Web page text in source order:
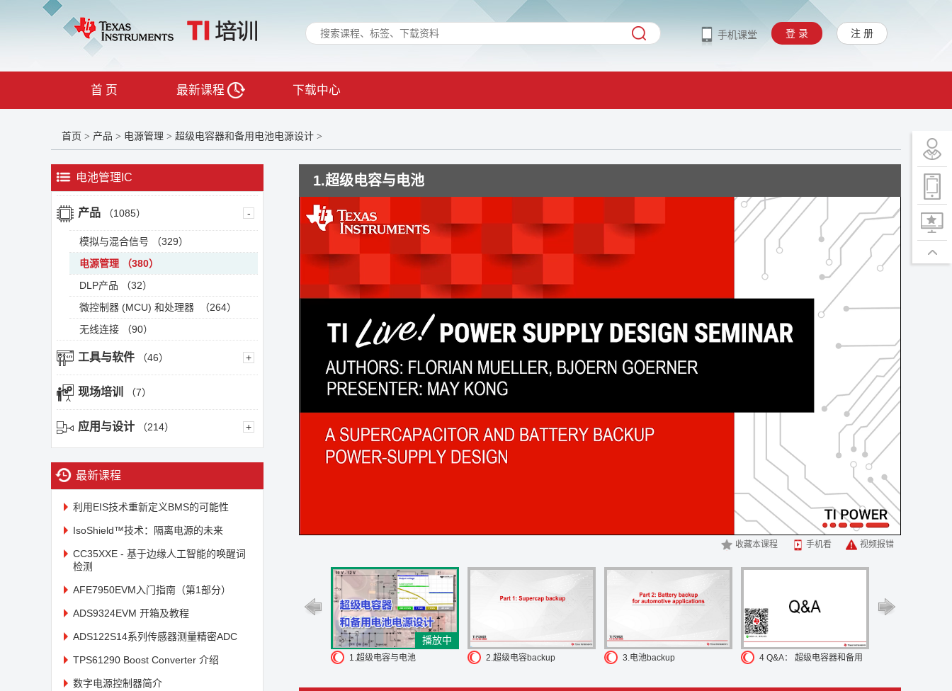
手机课堂 登 录 注 册
首 页 最新课程 下载中心
首页 > 产品 > 电源管理 > 超级电容器和备用电池电源设计 >
电池管理IC
-
产品 （1085）
模拟与混合信号
（329）
电源管理
（380）
DLP产品
（32）
微控制器 (MCU) 和处理器
（264）
无线连接
（90）
+
工具与软件 （46）
现场培训 （7）
+
应用与设计 （214）
最新课程
利用EIS技术重新定义BMS的可能性
IsoShield™技术：隔离电源的未来
CC35XXE - 基于边缘人工智能的唤醒词
检测
AFE7950EVM入门指南（第1部分）
ADS9324EVM 开箱及教程
ADS122S14系列传感器测量精密ADC
TPS61290 Boost Converter 介绍
数字电源控制器简介
1.超级电容与电池
视频报错
手机看
收藏本课程
1.超级电容与电池
播放中
2.超级电容backup 3.电池backup
4 Q&A： 超级电容器和备用